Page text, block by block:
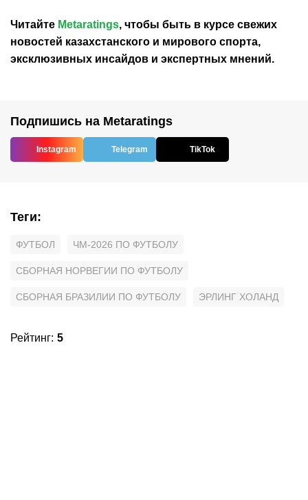
Читайте Metaratings, чтобы быть в курсе свежих
новостей казахстанского и мирового спорта,
эксклюзивных инсайдов и экспертных мнений.
Подпишись на Metaratings
Instagram Telegram TikTok
Теги:
ФУТБОЛ ЧМ-2026 ПО ФУТБОЛУ
СБОРНАЯ НОРВЕГИИ ПО ФУТБОЛУ
СБОРНАЯ БРАЗИЛИИ ПО ФУТБОЛУ ЭРЛИНГ ХОЛАНД
Рейтинг: 5